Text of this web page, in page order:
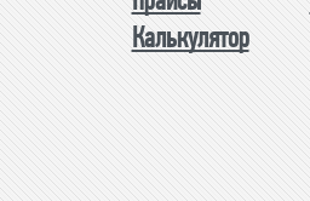
Калькулятор